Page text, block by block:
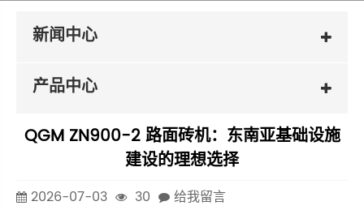
新闻中心
产品中心
QGM ZN900-2 路面砖机：东南亚基础设施
建设的理想选择
2026-07-03 30
给我留言